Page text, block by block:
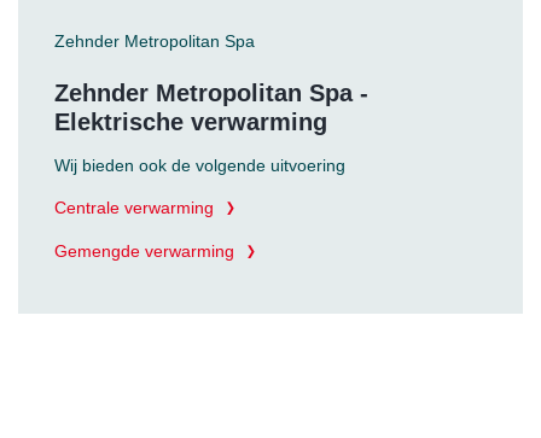
Zehnder Metropolitan Spa
Zehnder Metropolitan Spa -
Elektrische verwarming
Wij bieden ook de volgende uitvoering
Centrale verwarming
Gemengde verwarming